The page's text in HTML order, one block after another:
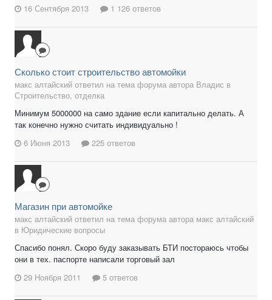
16 Сентября 2013
1 126 ответов
Сколько стоит строительство автомойки
макс алтайский ответил на тема форума автора Владис в
Строительство, отделка
Минимум 5000000 на само здание если капитально делать. А
так конечно нужно считать индивидуально !
6 Июня 2013
225 ответов
Магазин при автомойке
макс алтайский ответил на тема форума автора макс алтайский
в Юридические вопросы
Спасибо понял. Скоро буду заказывать БТИ постораюсь чтобы
они в тех. паспорте написали торговый зал
29 Ноября 2011
5 ответов